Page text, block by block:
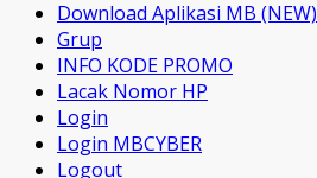
Download Aplikasi MB (NEW)
Grup
INFO KODE PROMO
Lacak Nomor HP
Login
Login MBCYBER
Logout